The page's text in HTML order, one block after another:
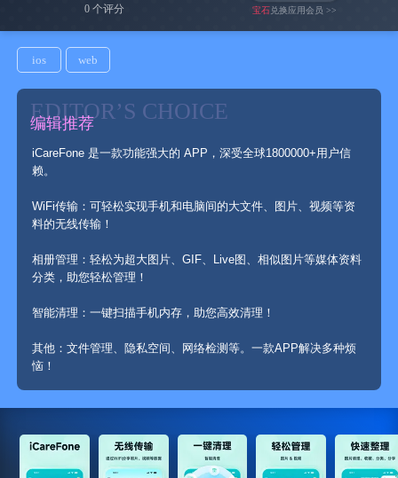
0 个评分 宝石兑换应用会员 >>
ios web
EDITOR’S CHOICE
编辑推荐
iCareFone 是一款功能强大的 APP，深受全球1800000+用户信
WiFi传输：可轻松实现手机和电脑间的大文件、图片、视频等资
相册管理：轻松为超大图片、GIF、Live图、相似图片等媒体资料
其他：文件管理、隐私空间、网络检测等。一款APP解决多种烦
恼！